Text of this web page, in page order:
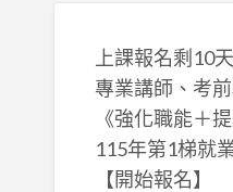
上課報名剩10
專業講師、考
《強化職能＋
115年第1梯就
【開始報名】